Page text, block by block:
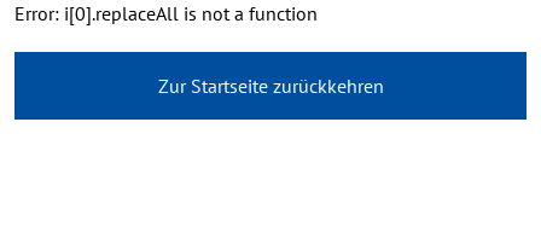
Error: i[0].replaceAll is not a function
Zur Startseite zurückkehren